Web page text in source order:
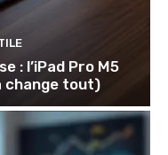
: l’iPad Pro M5
change tout)